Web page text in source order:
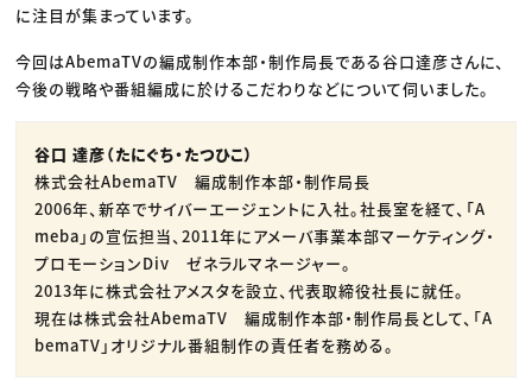
に注目が集まっています。
今回はAbemaTVの編成制作本部・制作局長である谷口達彦さんに、
今後の戦略や番組編成に於けるこだわりなどについて伺いました。
谷口 達彦（たにぐち・たつひこ）
株式会社AbemaTV 編成制作本部・制作局長
2006年、新卒でサイバーエージェントに入社。社長室を経て、「A
meba」の宣伝担当、2011年にアメーバ事業本部マーケティング・
プロモーションDiv ゼネラルマネージャー。
2013年に株式会社アメスタを設立、代表取締役社長に就任。
現在は株式会社AbemaTV 編成制作本部・制作局長として、「A
bemaTV」オリジナル番組制作の責任者を務める。